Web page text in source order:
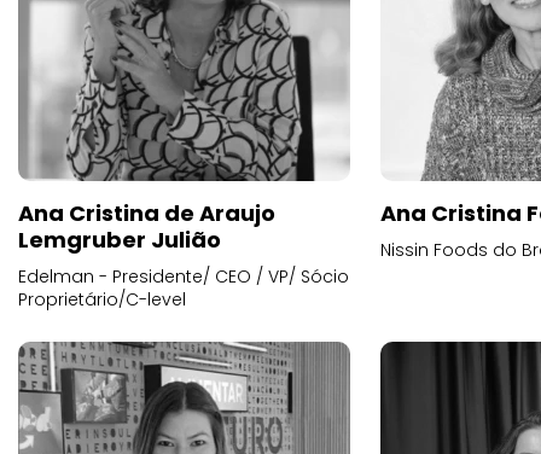
Ana Cristina de Araujo
Lemgruber Julião
Edelman - Presidente/ CEO / VP/ Sócio
Proprietário/C-level
Ana Cristina
Nissin Foods do